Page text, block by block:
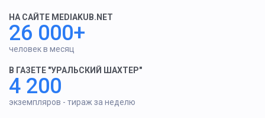
НА САЙТЕ MEDIAKUB.NET
26 000+
человек в месяц
В ГАЗЕТЕ "УРАЛЬСКИЙ ШАХТЕР"
4 200
экземпляров - тираж за неделю